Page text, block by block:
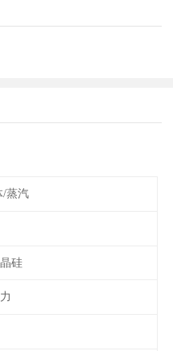
/蒸汽
硅